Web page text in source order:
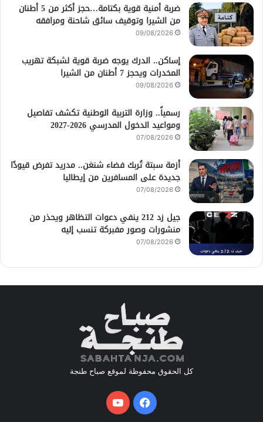
ضربة أمنية قوية بكتامة…حجز أكثر من 5 أطنان
من الشيرا وتوقيف سائق شاحنة ومرافقه
09/08/2026
إساكن.. الدرك يوجه ضربة قوية لشبكة تهريب
المخدرات ويحجز 7 أطنان من الشيرا
09/08/2026
رسمياً.. وزارة التربية الوطنية تكشف تفاصيل
ومواعيد الدخول المدرسي 2026-2027
07/08/2026
أزمة سبتة تُربك فضاء شنغن.. مدريد تفرض قيودًا
جديدة على المسافرين من إيطاليا
07/08/2026
جيل زد 212 ينفي دعوات التظاهر ويحذر من
منشورات وصور مفبركة تنسب إليه
07/08/2026
كل الحقوق محفوظة لموقع صباح طنجة
فيسبوكيوتيوب